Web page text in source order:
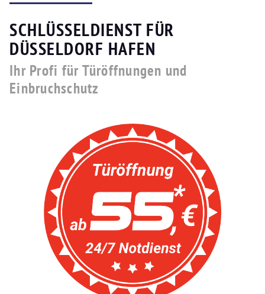
SCHLÜSSELDIENST FÜR
DÜSSELDORF HAFEN
Ihr Profi für Türöffnungen und
Einbruchschutz